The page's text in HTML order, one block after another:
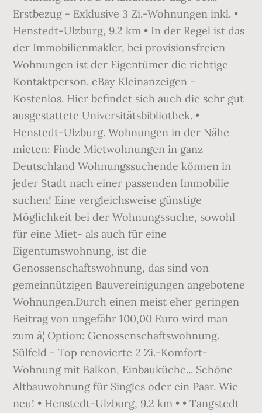
Erstbezug - Exklusive 3 Zi.-Wohnungen inkl. •
Henstedt-Ulzburg, 9.2 km • In der Regel ist das
der Immobilienmakler, bei provisionsfreien
Wohnungen ist der Eigentümer die richtige
Kontaktperson. eBay Kleinanzeigen -
Kostenlos. Hier befindet sich auch die sehr gut
ausgestattete Universitätsbibliothek. •
Henstedt-Ulzburg. Wohnungen in der Nähe
mieten: Finde Mietwohnungen in ganz
Deutschland Wohnungssuchende können in
jeder Stadt nach einer passenden Immobilie
suchen! Eine vergleichsweise günstige
Möglichkeit bei der Wohnungssuche, sowohl
für eine Miet- als auch für eine
Eigentumswohnung, ist die
Genossenschaftswohnung, das sind von
gemeinnützigen Bauvereinigungen angebotene
Wohnungen.Durch einen meist eher geringen
Beitrag von ungefähr 100,00 Euro wird man
zum â¦ Option: Genossenschaftswohnung.
Sülfeld - Top renovierte 2 Zi.-Komfort-
Wohnung mit Balkon, Einbauküche... Schöne
Altbauwohnung für Singles oder ein Paar. Wie
neu! • Henstedt-Ulzburg, 9.2 km • • Tangstedt